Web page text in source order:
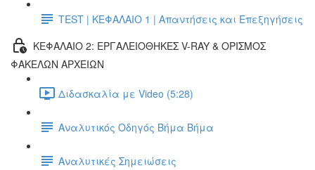
TEST | ΚΕΦΑΛΑΙΟ 1 | Απαντήσεις και Επεξηγήσεις
ΚΕΦΑΛΑΙΟ 2: ΕΡΓΑΛΕΙΟΘΗΚΕΣ V-RAY & ΟΡΙΣΜΟΣ
ΦΑΚΕΛΩΝ ΑΡΧΕΙΩΝ
Διδασκαλία με Video (5:28)
Αναλυτικός Οδηγός Βήμα Βήμα
Αναλυτικές Σημειώσεις